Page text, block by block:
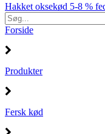
Hakket oksekød 5-8 %
Forside
Produkter
Fersk kød